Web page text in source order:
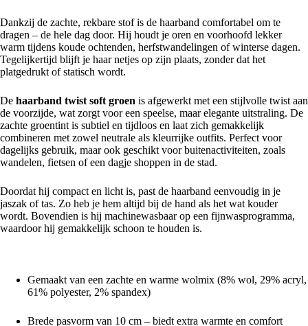
Dankzij de zachte, rekbare stof is de haarband comfortabel om te
dragen – de hele dag door. Hij houdt je oren en voorhoofd lekker
warm tijdens koude ochtenden, herfstwandelingen of winterse dagen.
Tegelijkertijd blijft je haar netjes op zijn plaats, zonder dat het
platgedrukt of statisch wordt.
De haarband twist soft groen is afgewerkt met een stijlvolle twist aan
de voorzijde, wat zorgt voor een speelse, maar elegante uitstraling. De
zachte groentint is subtiel en tijdloos en laat zich gemakkelijk
combineren met zowel neutrale als kleurrijke outfits. Perfect voor
dagelijks gebruik, maar ook geschikt voor buitenactiviteiten, zoals
wandelen, fietsen of een dagje shoppen in de stad.
Doordat hij compact en licht is, past de haarband eenvoudig in je
jaszak of tas. Zo heb je hem altijd bij de hand als het wat kouder
wordt. Bovendien is hij machinewasbaar op een fijnwasprogramma,
waardoor hij gemakkelijk schoon te houden is.
Gemaakt van een zachte en warme wolmix (8% wol, 29% acryl,
61% polyester, 2% spandex)
Brede pasvorm van 10 cm – biedt extra warmte en comfort